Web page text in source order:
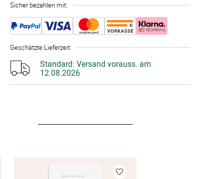
15 Stück
20 Stück à 2,06 €
25 Stück
30 Stück à 1,94 €
Sicher bezahlen mit:
Geschätzte Lieferzeit:
Standard: Versand vorauss. am
12.08.2026